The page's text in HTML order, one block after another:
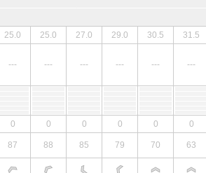
25.0 25.0 27.0 29.0 30.5 31.5
--- --- --- --- --- ---
0 0 0 0 0 0
87 88 85 79 70 63